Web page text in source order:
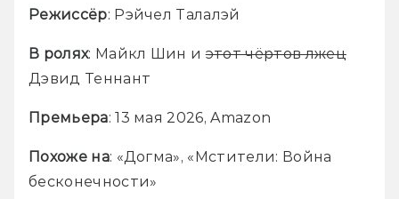
Режиссёр: Рэйчел Талалэй
В ролях: Майкл Шин и этот чёртов лжец
Дэвид Теннант
Премьера: 13 мая 2026, Amazon
Похоже на: «Догма», «Мстители: Война
бесконечности»